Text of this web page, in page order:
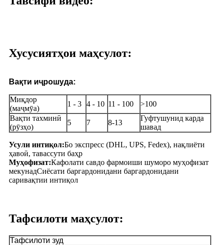
Хусусиятҳои маҳсулот:
Вақти иҷрошуда:
Миқдор
(маҷмӯа)
1 - 3 4 - 10 11 - 100
>100
Вақти тахминӣ
(рӯзҳо)
5 7 8-13
Гуфтушунид карда
шавад
Усули интиқол:Бо экспресс (DHL, UPS, Fedex), нақлиёти
ҳавоӣ, тавассути баҳр
Муҳофизат:Кафолати савдо фармоиши шуморо муҳофизат
мекунадСиёсати баргардонидани баргардонидани
саривақтии интиқол
Тафсилоти маҳсулот:
Тафсилоти зуд